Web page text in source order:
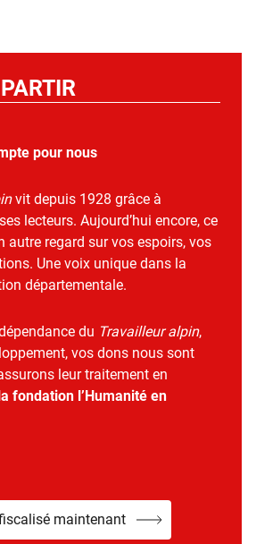
pour nous
vit depuis 1928 grâce à
lecteurs. Aujourd’hui encore, ce
autre regard sur vos espoirs, vos
Une voix unique dans la
départementale.
du Travailleur alpin,
vos dons nous sont
leur traitement en
fondation l’Humanité en
maintenant